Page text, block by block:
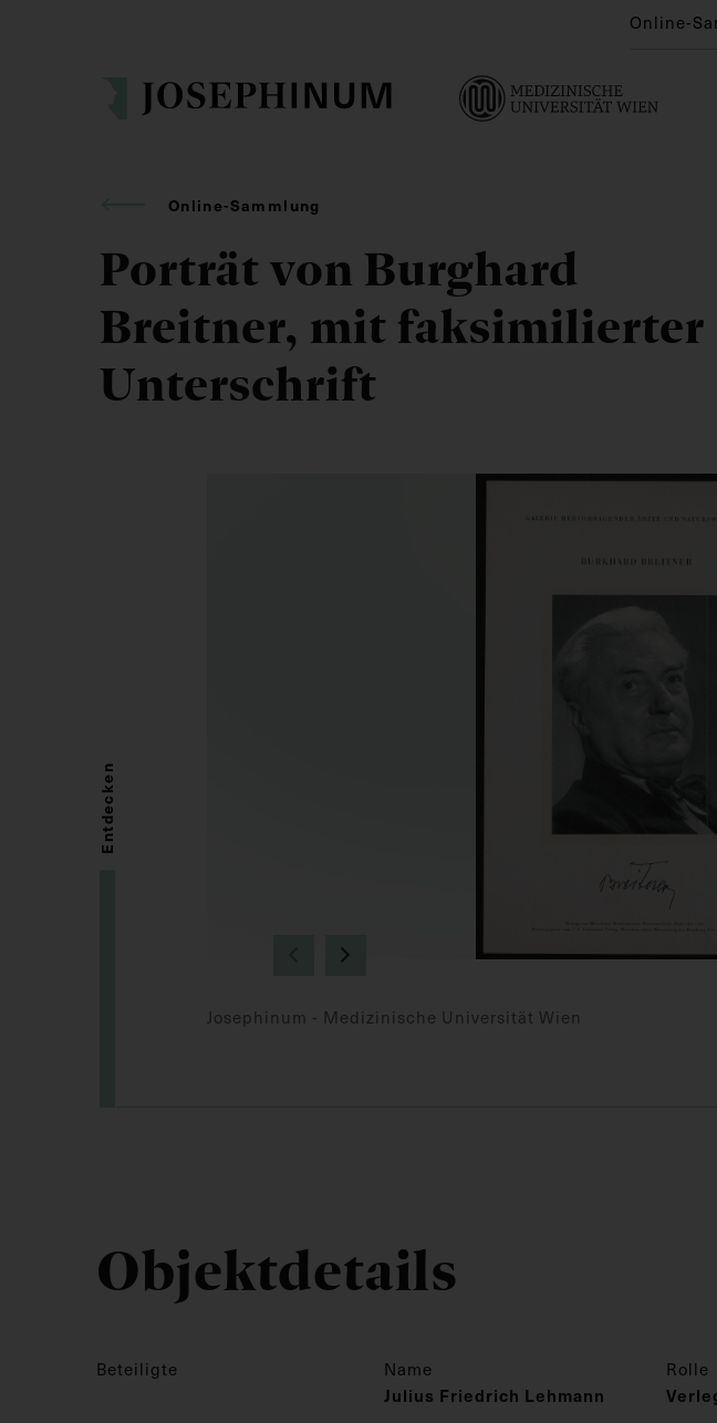
Online-
Online-Sammlung
Porträt von Burghard
Breitner, mit faksimilierter
Unterschrift
Josephinum - Medizinische Universität Wien
Entdecken
Objektdetails
Beteiligte Name Rolle
Julius Friedrich Lehmann